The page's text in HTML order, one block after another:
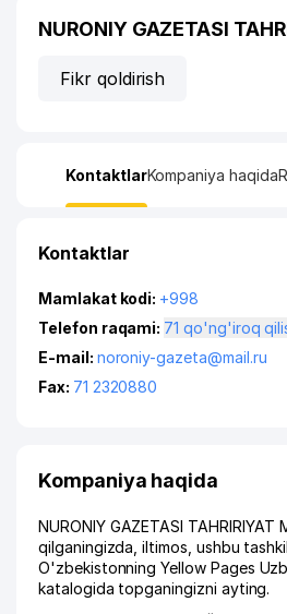
NURONIY GAZETASI
Fikr qoldirish
KontaktlarKompaniya haqida
Kontaktlar
Mamlakat kodi: +998
Telefon raqami:
71 qo'ng'iroq
E-mail: noroniy-gazeta@mail.ru
Fax: 71 2320880
Kompaniya haqida
NURONIY GAZETASI
qilganingizda, iltimos, ushbu
O'zbekistonning Yellow Pages
katalogida topganingizni ayting.